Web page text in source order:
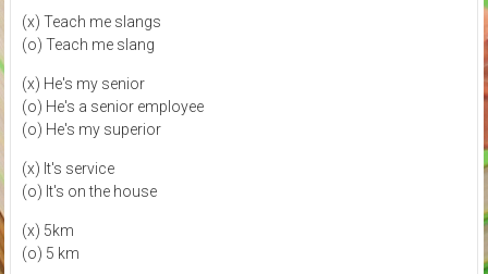
(x) Teach me slangs
(o) Teach me slang
(x) He's my senior
(o) He's a senior employee
(o) He's my superior
(x) It's service
(o) It's on the house
(x) 5km
(o) 5 km